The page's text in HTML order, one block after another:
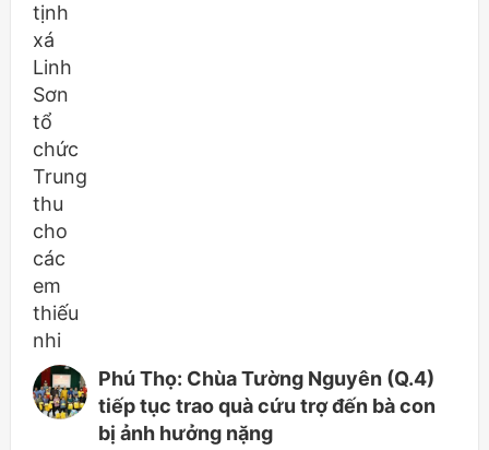
Phú Thọ: Chùa Tường Nguyên (Q.4)
tiếp tục trao quà cứu trợ đến bà con
bị ảnh hưởng nặng